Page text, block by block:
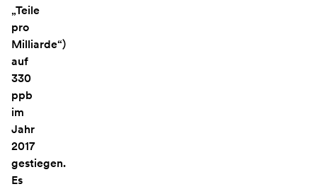
„Teile
pro
Milliarde“)
auf
330
ppb
im
Jahr
2017
gestiegen.
Es